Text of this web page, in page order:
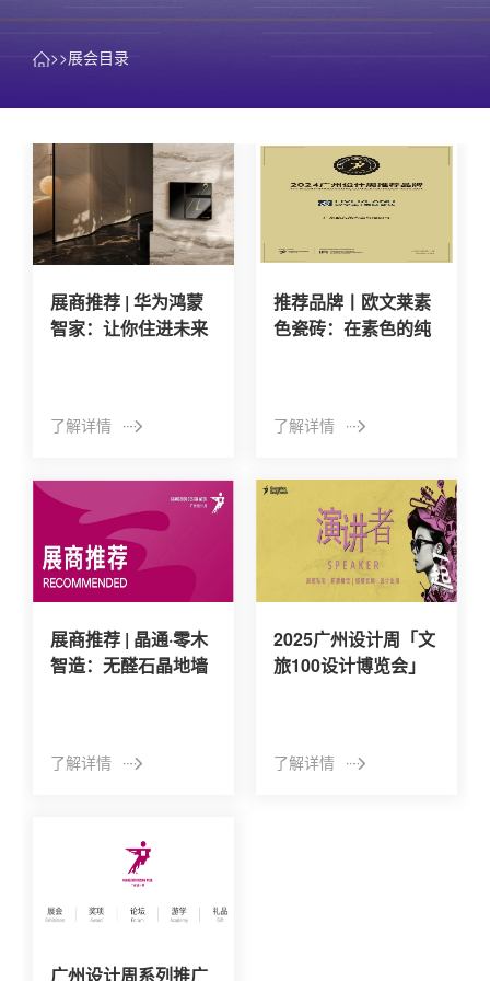
>>展会目录
展商推荐 | 华为鸿蒙
智家：让你住进未来
了解详情
推荐品牌丨欧文莱素
色瓷砖：在素色的纯
了解详情
展商推荐 | 晶通·零木
智造：无醛石晶地墙
了解详情
2025广州设计周「文
旅100设计博览会」
了解详情
广州设计周系列推广